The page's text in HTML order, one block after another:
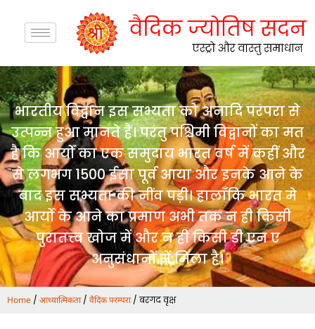
भारतीय विद्वान इस सभ्यता को अनादि परंपरा से
उत्पन्न हुआ मानते हैं। परंतु पश्चिमी विद्वानों का मत
है कि आर्यों का एक समुदाय भारत वर्ष में कहीं और
से लगभग 1500 ईसा पूर्व आया और इनके आने के
बाद इस सभ्यता की नींव पड़ी। हालाँकि भारत मे
आर्यो के आने का प्रमाण अभी तक न ही किसी
पुरातत्त्व खोज में और न ही किसी डी एन ए
अनुसंधानों में मिला है।
Home / आध्यात्मिकता/ वैदिक परम्परा/ बरगद वृक्ष